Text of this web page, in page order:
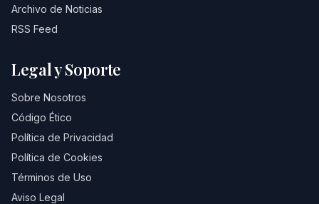
Archivo de Noticias
RSS Feed
Legal y Soporte
Sobre Nosotros
Código Ético
Política de Privacidad
Política de Cookies
Términos de Uso
Aviso Legal